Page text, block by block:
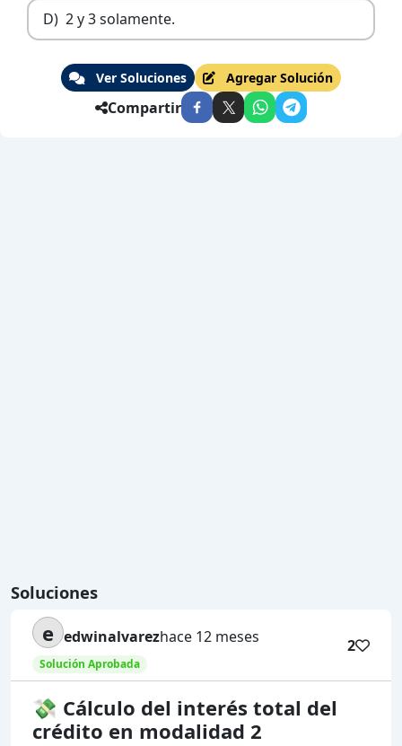
D) 2 y 3 solamente.
Ver Soluciones Agregar Solución
Compartir
Soluciones
e edwinalvarezhace 12 meses
Solución Aprobada
2
💸 Cálculo del interés total del
crédito en modalidad 2